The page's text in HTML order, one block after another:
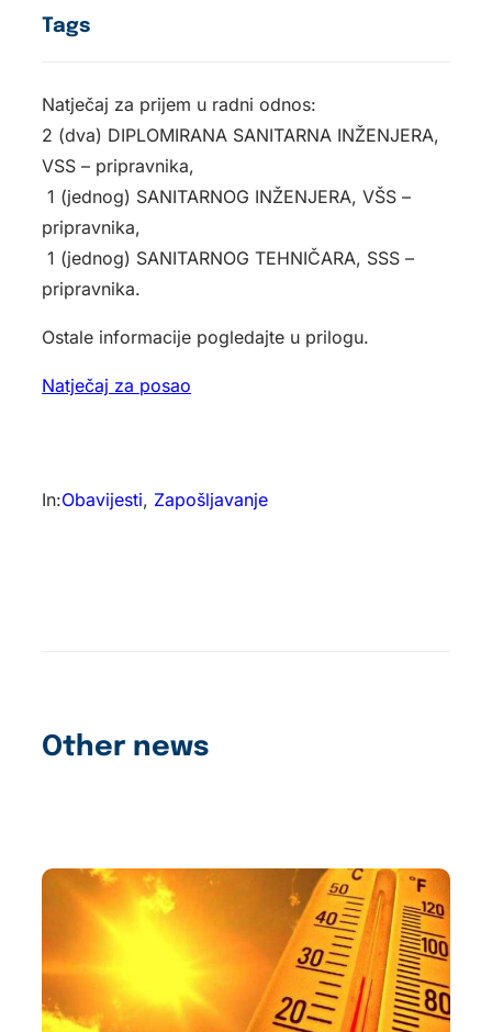
Tags
Natječaj za prijem u radni odnos:
2 (dva) DIPLOMIRANA SANITARNA INŽENJERA,
VSS – pripravnika,
­ 1 (jednog) SANITARNOG INŽENJERA, VŠS –
pripravnika,
­ 1 (jednog) SANITARNOG TEHNIČARA, SSS –
pripravnika.
Ostale informacije pogledajte u prilogu.
Natječaj za posao
In:Obavijesti, Zapošljavanje
Other news